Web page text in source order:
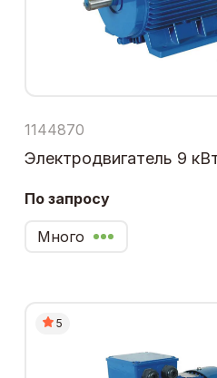
1144870
Электродвигатель 9
По запросу
Много
5